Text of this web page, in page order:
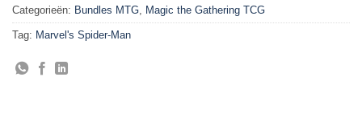
Categorieën: Bundles MTG, Magic the Gathering TCG
Tag: Marvel's Spider-Man